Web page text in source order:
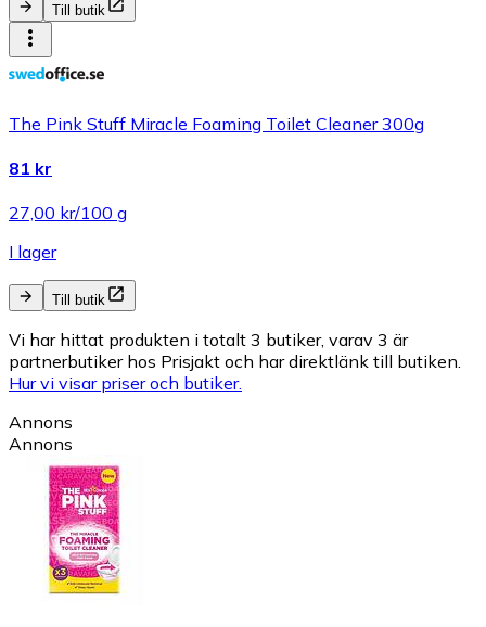
Till butik
The Pink Stuff Miracle Foaming Toilet Cleaner 300g
81 kr
27,00 kr/100 g
I lager
Till butik
Vi har hittat produkten i totalt 3 butiker, varav 3 är
partnerbutiker hos Prisjakt och har direktlänk till butiken.
Hur vi visar priser och butiker.
Annons
Annons